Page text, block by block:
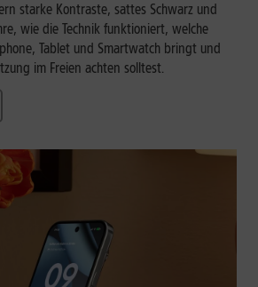
starke Kontraste, sattes Schwarz und
wie die Technik funktioniert, welche
Tablet und Smartwatch bringt und
im Freien achten solltest.